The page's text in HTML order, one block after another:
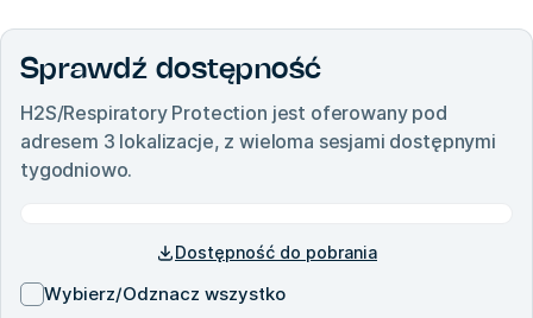
Sprawdź dostępność
H2S/Respiratory Protection jest oferowany pod
adresem 3 lokalizacje, z wieloma sesjami dostępnymi
tygodniowo.
Dostępność do pobrania
Wybierz/Odznacz wszystko